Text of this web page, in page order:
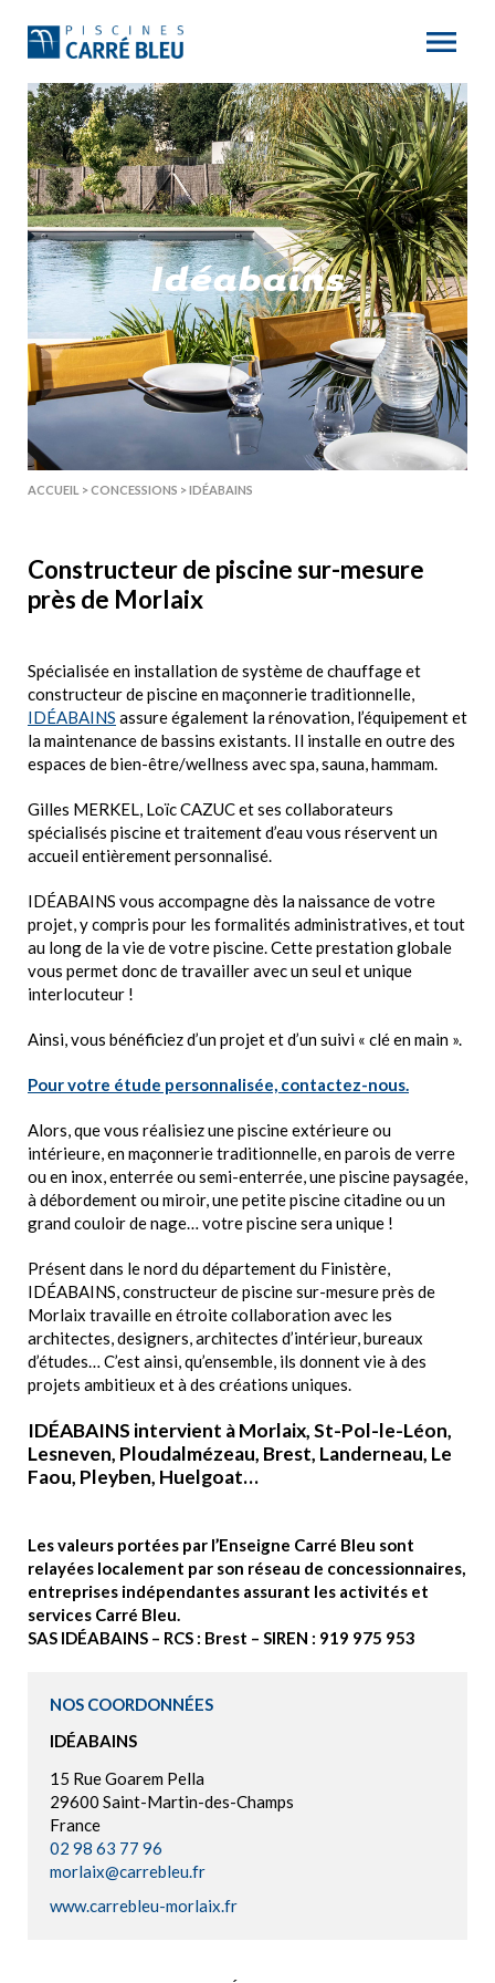
Idéabains
ACCUEIL >CONCESSIONS >IDÉABAINS
Constructeur de piscine sur-mesure
près de Morlaix
Spécialisée en installation de système de chauffage et
constructeur de piscine en maçonnerie traditionnelle,
IDÉABAINS assure également la rénovation, l’équipement et
la maintenance de bassins existants. Il installe en outre des
espaces de bien-être/wellness avec spa, sauna, hammam.
Gilles MERKEL, Loïc CAZUC et ses collaborateurs
spécialisés piscine et traitement d’eau vous réservent un
accueil entièrement personnalisé.
IDÉABAINS vous accompagne dès la naissance de votre
projet, y compris pour les formalités administratives, et tout
au long de la vie de votre piscine. Cette prestation globale
vous permet donc de travailler avec un seul et unique
interlocuteur !
Ainsi, vous bénéficiez d’un projet et d’un suivi « clé en main ».
Pour votre étude personnalisée, contactez-nous.
Alors, que vous réalisiez une piscine extérieure ou
intérieure, en maçonnerie traditionnelle, en parois de verre
ou en inox, enterrée ou semi-enterrée, une piscine paysagée,
à débordement ou miroir, une petite piscine citadine ou un
grand couloir de nage… votre piscine sera unique !
Présent dans le nord du département du Finistère,
IDÉABAINS, constructeur de piscine sur-mesure près de
Morlaix travaille en étroite collaboration avec les
architectes, designers, architectes d’intérieur, bureaux
d’études… C’est ainsi, qu’ensemble, ils donnent vie à des
projets ambitieux et à des créations uniques.
IDÉABAINS intervient à Morlaix, St-Pol-le-Léon,
Lesneven, Ploudalmézeau, Brest, Landerneau, Le
Faou, Pleyben, Huelgoat…
Les valeurs portées par l’Enseigne Carré Bleu sont
relayées localement par son réseau de concessionnaires,
entreprises indépendantes assurant les activités et
services Carré Bleu.
SAS IDÉABAINS – RCS : Brest – SIREN : 919 975 953
NOS COORDONNÉES
IDÉABAINS
15 Rue Goarem Pella
29600 Saint-Martin-des-Champs
France
02 98 63 77 96
morlaix@carrebleu.fr
www.carrebleu-morlaix.fr